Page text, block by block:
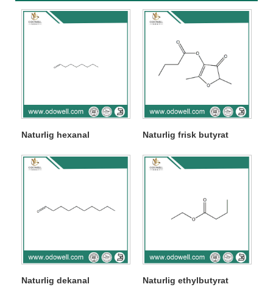
Naturlig hexanal Naturlig frisk butyrat
Naturlig dekanal Naturlig ethylbutyrat